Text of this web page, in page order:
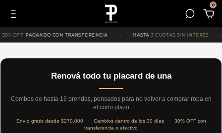
0
PAGANDO CON TRANSFERENCIA · HASTA 3 CUOTAS SIN INTERÉS ·
Renová todo tu placard de una
Combos de hasta 16 prendas, pensados para no volver a comprar ropa en
el corto plazo
Envío gratis desde $270.000 · Cambios dentro de los 30 días ·
30% OFF con
transferencia o efectivo